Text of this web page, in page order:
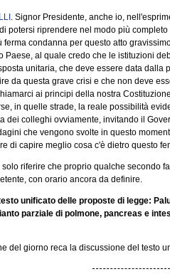
. Signor Presidente, anche io,
potersi riprendere nel modo più
ferma condanna per questo atto
Paese, al quale credo che le istituzioni
unitaria, che deve essere data
da questa grave crisi e che non deve
ai principi della nostra
in quelle strade, la reale possibilità
dei colleghi ovviamente, invitando il
che vengono svolte in questo
di capire meglio cosa c'è dietro questo
solo riferire che proprio qualche secondo
con orario ancora da definire.
unificato delle proposte di legge:
parziale di polmone, pancreas e
del giorno reca la discussione del testo